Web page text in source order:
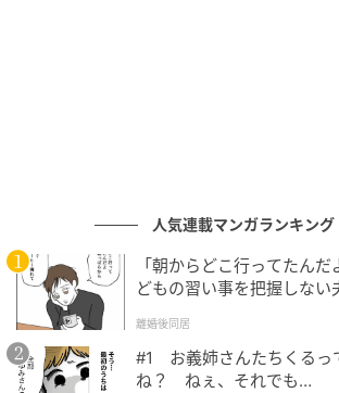
ドラマ10『コンビニ兄弟 テンダネス門司港こがね村店
最終話の祝賀会には、これまでのエピ
キャラクターたちがこぞって集結。さ
人気連載マンガランキング
「朝からどこ行ってたん
どもの習い事を把握しない
離婚後同居
#1 お義姉さんたちくるっ
ね？ ねぇ、それでも…